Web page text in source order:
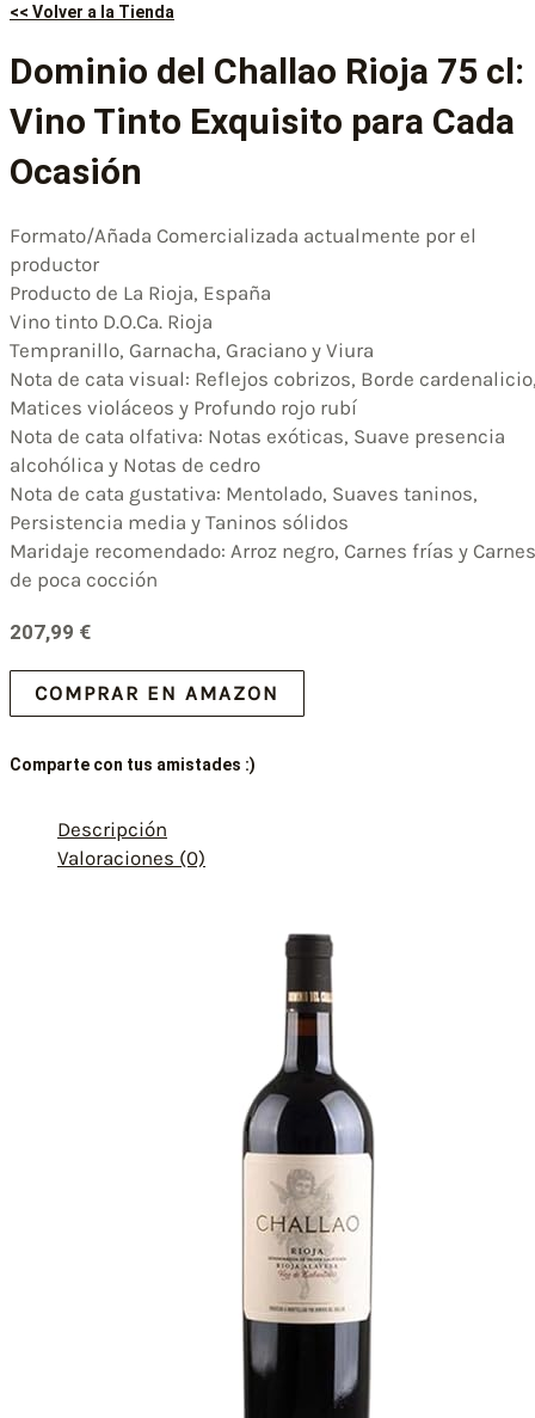
<< Volver a la Tienda
Dominio del Challao Rioja 75 cl:
Vino Tinto Exquisito para Cada
Ocasión
Formato/Añada Comercializada actualmente por el
productor
Producto de La Rioja, España
Vino tinto D.O.Ca. Rioja
Tempranillo, Garnacha, Graciano y Viura
Nota de cata visual: Reflejos cobrizos, Borde
Matices violáceos y Profundo rojo rubí
Nota de cata olfativa: Notas exóticas, Suave presencia
alcohólica y Notas de cedro
Nota de cata gustativa: Mentolado, Suaves taninos,
Persistencia media y Taninos sólidos
Maridaje recomendado: Arroz negro, Carnes frías y Carnes
de poca cocción
207,99 €
COMPRAR EN AMAZON
Comparte con tus amistades :)
Descripción
Valoraciones (0)